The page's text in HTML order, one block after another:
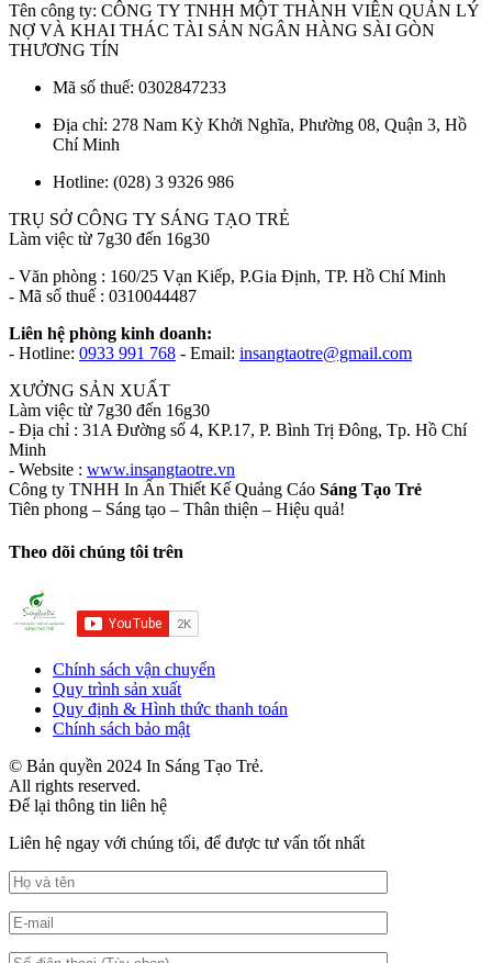
Tên công ty: CÔNG TY TNHH MỘT THÀNH VIÊN QUẢN LÝ
NỢ VÀ KHAI THÁC TÀI SẢN NGÂN HÀNG SÀI GÒN
THƯƠNG TÍN
Mã số thuế: 0302847233
Địa chỉ: 278 Nam Kỳ Khởi Nghĩa, Phường 08, Quận 3, Hồ
Chí Minh
Hotline: (028) 3 9326 986
TRỤ SỞ CÔNG TY SÁNG TẠO TRẺ
Làm việc từ 7g30 đến 16g30
- Văn phòng : 160/25 Vạn Kiếp, P.Gia Định, TP. Hồ Chí Minh
- Mã số thuế : 0310044487
Liên hệ phòng kinh doanh:
- Hotline: 0933 991 768 - Email: insangtaotre@gmail.com
XƯỞNG SẢN XUẤT
Làm việc từ 7g30 đến 16g30
- Địa chỉ : 31A Đường số 4, KP.17, P. Bình Trị Đông, Tp. Hồ Chí
Minh
- Website : www.insangtaotre.vn
Công ty TNHH In Ấn Thiết Kế Quảng Cáo Sáng Tạo Trẻ
Tiên phong – Sáng tạo – Thân thiện – Hiệu quả!
Theo dõi chúng tôi trên
Chính sách vận chuyển
Quy trình sản xuất
Quy định & Hình thức thanh toán
Chính sách bảo mật
© Bản quyền 2024 In Sáng Tạo Trẻ.
All rights reserved.
Để lại thông tin liên hệ
Liên hệ ngay với chúng tối, để được tư vấn tốt nhất